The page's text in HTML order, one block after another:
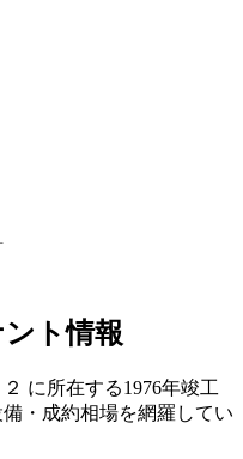
ト情報
に所在する1976年竣工
・成約相場を網羅してい